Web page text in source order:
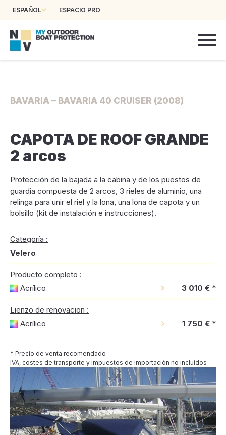
ESPAÑOL ESPACIO PRO
BAVARIA – BAVARIA 40 CRUISER (2008)
CAPOTA DE ROOF GRANDE
2 arcos
Protección de la bajada a la cabina y de los puestos de
guardia compuesta de 2 arcos, 3 rieles de aluminio, una
relinga para unir el riel y la lona, una lona de capota y un
bolsillo (kit de instalación e instrucciones).
Categoría :
Velero
Producto completo :
Acrílico
3 010 € *
Lienzo de renovacion :
Acrílico
1 750 € *
* Precio de venta recomendado
IVA, costes de transporte y impuestos de importación no incluidos